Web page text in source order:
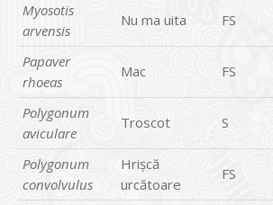
Myosotis
arvensis
Nu ma uita FS
Papaver
rhoeas
Mac FS
Polygonum
aviculare
Troscot S
Polygonum
convolvulus
Hrişcă
urcătoare
FS